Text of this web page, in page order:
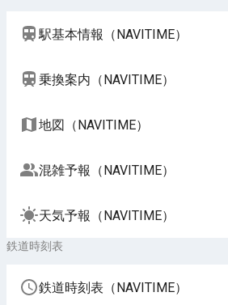
駅基本情報（NAVITIME）
乗換案内（NAVITIME）
地図（NAVITIME）
混雑予報（NAVITIME）
天気予報（NAVITIME）
鉄道時刻表
鉄道時刻表（NAVITIME）